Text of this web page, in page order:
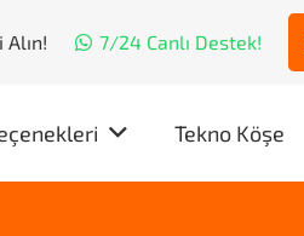
7/24 Canlı Destek!
Tekno Köşe